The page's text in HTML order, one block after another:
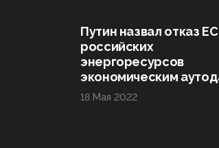
Путин назвал отказ
российских
энергоресурсов
экономическим
18 Мая 2022